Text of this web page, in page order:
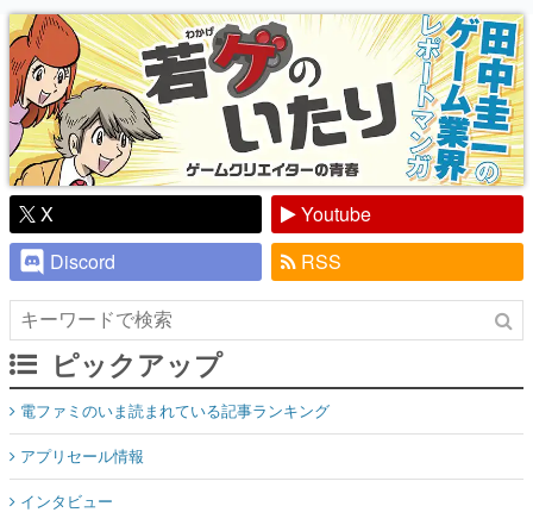
り】
X
Youtube
Discord
RSS
ピックアップ
電ファミのいま読まれている記事ランキング
アプリセール情報
インタビュー